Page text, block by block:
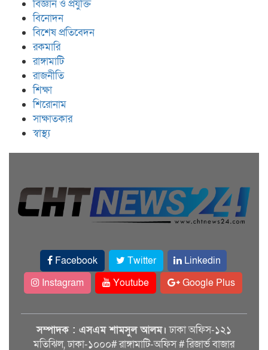
বিজ্ঞান ও প্রযুক্তি
বিনোদন
বিশেষ প্রতিবেদন
রকমারি
রাঙ্গামাটি
রাজনীতি
শিক্ষা
শিরোনাম
সাক্ষাতকার
স্বাস্থ্য
Facebook Twitter
Linkedin
Instagram
Youtube Google Plus
সম্পাদক : এসএম শামসুল আলম। ঢাকা অফিস-১২১
মতিঝিল, ঢাকা-১০০০# রাঙ্গামাটি-অফিস # রিজার্ভ বাজার